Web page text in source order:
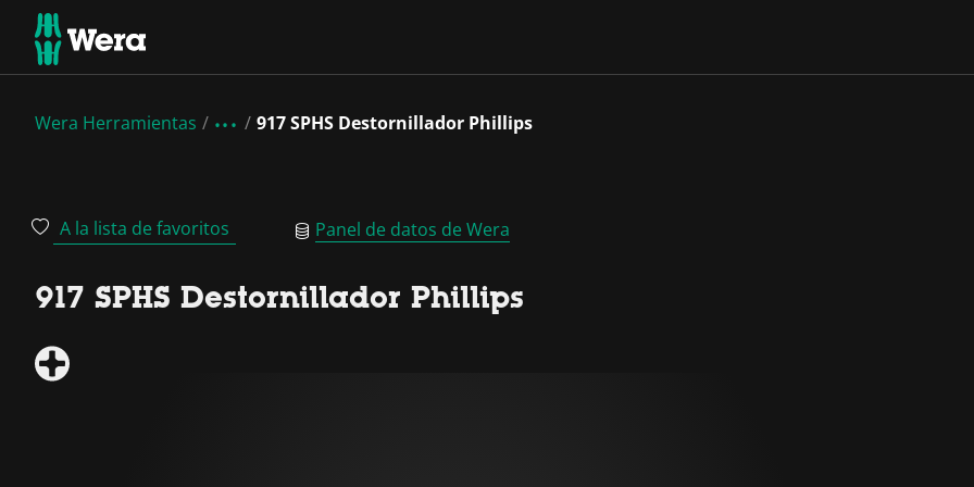
Wera Herramientas 917 SPHS Destornillador Phillips
A la lista de favoritos Panel de datos de Wera
917 SPHS Destornillador Phillips